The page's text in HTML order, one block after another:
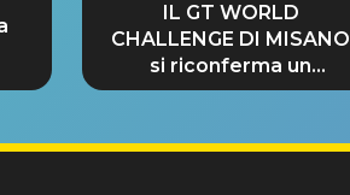
IL GT WORLD
CHALLENGE DI MISANO
si riconferma un
GRANDE SUCCESSO!